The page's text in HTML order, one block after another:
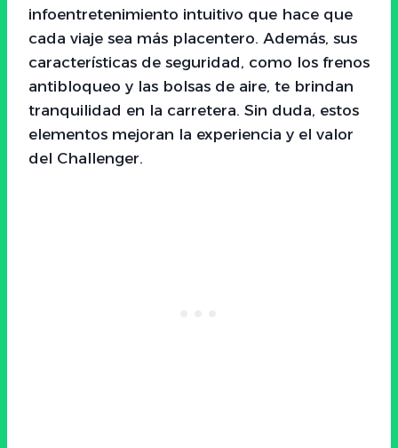
infoentretenimiento intuitivo que hace que
cada viaje sea más placentero. Además, sus
características de seguridad, como los frenos
antibloqueo y las bolsas de aire, te brindan
tranquilidad en la carretera. Sin duda, estos
elementos mejoran la experiencia y el valor
del Challenger.